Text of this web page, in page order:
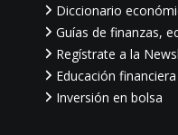
Diccionario
Guías de finanzas,
Regístrate a la
Educación financiera
Inversión en bolsa